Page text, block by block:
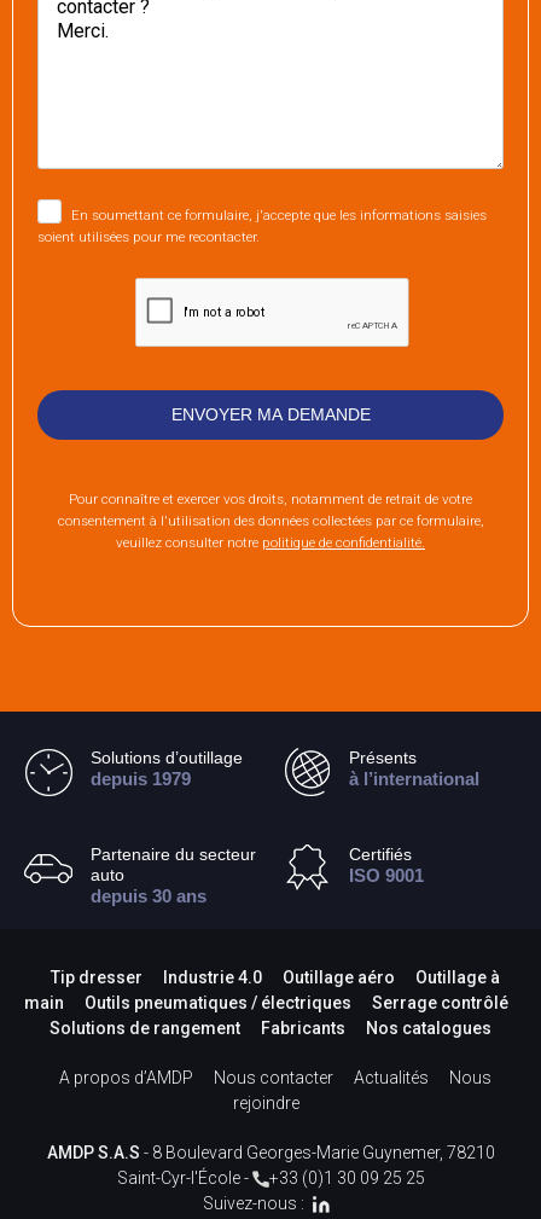
En soumettant ce formulaire, j'accepte que les informations saisies
soient utilisées pour me recontacter.
Pour connaître et exercer vos droits, notamment de retrait de votre
consentement à l'utilisation des données collectées par ce formulaire,
veuillez consulter notre politique de confidentialité.
Solutions d’outillage
depuis 1979
Présents
à l’international
Partenaire du secteur
auto
depuis 30 ans
Certifiés
ISO 9001
Tip dresser Industrie 4.0 Outillage aéro
Outillage à
main
Outils pneumatiques / électriques
Serrage contrôlé
Solutions de rangement
Fabricants Nos catalogues
A propos d’AMDP Nous contacter Actualités
Nous
rejoindre
AMDP S.A.S - 8 Boulevard Georges-Marie Guynemer, 78210
Saint-Cyr-l'École -
+33 (0)1 30 09 25 25
Suivez-nous :